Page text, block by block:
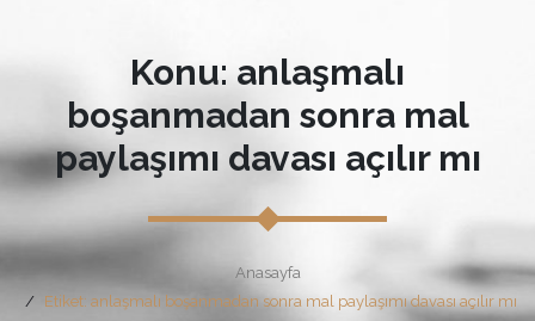
Konu: anlaşmalı
boşanmadan sonra mal
paylaşımı davası açılır mı
Anasayfa
Etiket: anlaşmalı boşanmadan sonra mal paylaşımı davası açılır mı